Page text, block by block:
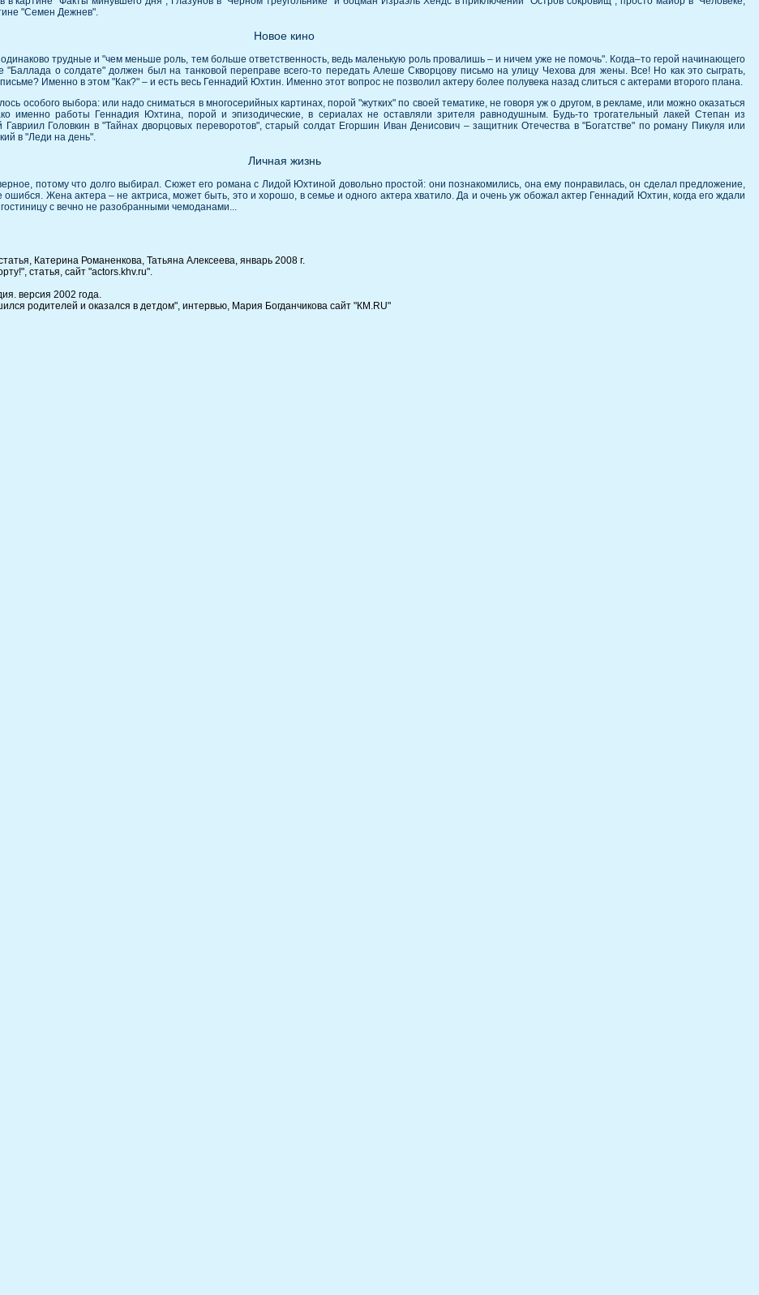
"Семен Дежнев".
Новое кино
трудные и "чем меньше роль, тем больше ответственность, ведь маленькую роль провалишь – и ничем уже не помочь". Когда–то герой начинающего
"Баллада о солдате" должен был на танковой переправе всего-то передать Алеше Скворцову письмо на улицу Чехова для жены. Все! Но как это сыграть,
Именно в этом "Как?" – и есть весь Геннадий Юхтин. Именно этот вопрос не позволил актеру более полувека назад слиться с актерами второго плана.
особого выбора: или надо сниматься в многосерийных картинах, порой "жутких" по своей тематике, не говоря уж о другом, в рекламе, или можно оказаться
именно работы Геннадия Юхтина, порой и эпизодические, в сериалах не оставляли зрителя равнодушным. Будь-то трогательный лакей Степан из
Гавриил Головкин в "Тайнах дворцовых переворотов", старый солдат Егоршин Иван Денисович – защитник Отечества в "Богатстве" по роману Пикуля или
в "Леди на день".
Личная жизнь
потому что долго выбирал. Сюжет его романа с Лидой Юхтиной довольно простой: они познакомились, она ему понравилась, он сделал предложение,
ошибся. Жена актера – не актриса, может быть, это и хорошо, в семье и одного актера хватило. Да и очень уж обожал актер Геннадий Юхтин, когда его ждали
с вечно не разобранными чемоданами...
Катерина Романенкова, Татьяна Алексеева, январь 2008 г.
статья, сайт "actors.khv.ru".
версия 2002 года.
родителей и оказался в детдом", интервью, Мария Богданчикова сайт "КМ.RU"